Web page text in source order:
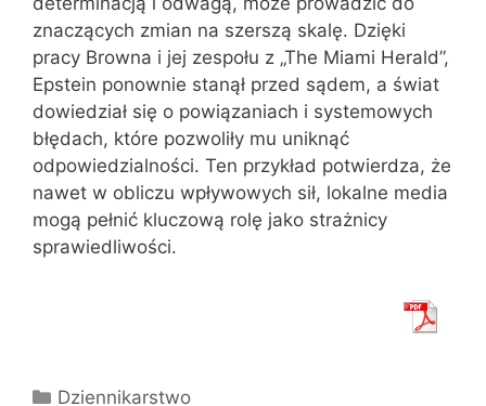
znaczących zmian na szerszą skalę. Dzięki
pracy Browna i jej zespołu z „The Miami Herald”,
Epstein ponownie stanął przed sądem, a świat
dowiedział się o powiązaniach i systemowych
błędach, które pozwoliły mu uniknąć
odpowiedzialności. Ten przykład potwierdza, że
nawet w obliczu wpływowych sił, lokalne media
mogą pełnić kluczową rolę jako strażnicy
sprawiedliwości.
Kategorie
Dziennikarstwo